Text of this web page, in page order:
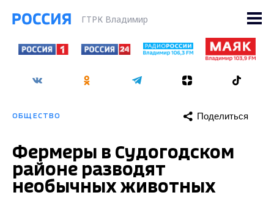
ГТРК Владимир
ОБЩЕСТВО Поделиться
Фермеры в Судогодском
районе разводят
необычных животных